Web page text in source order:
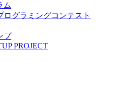
ム
ログラミングコンテスト
プ
PROJECT